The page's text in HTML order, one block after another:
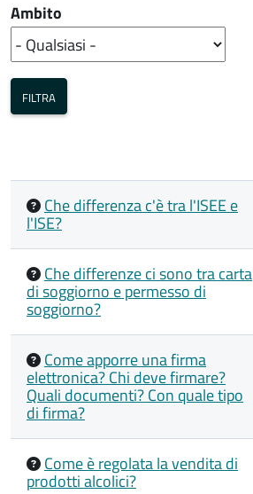
Ambito
Che differenza c'è tra l'ISEE e
l'ISE?
Che differenze ci sono tra carta
di soggiorno e permesso di
soggiorno?
Come apporre una firma
elettronica? Chi deve firmare?
Quali documenti? Con quale tipo
di firma?
Come è regolata la vendita di
prodotti alcolici?